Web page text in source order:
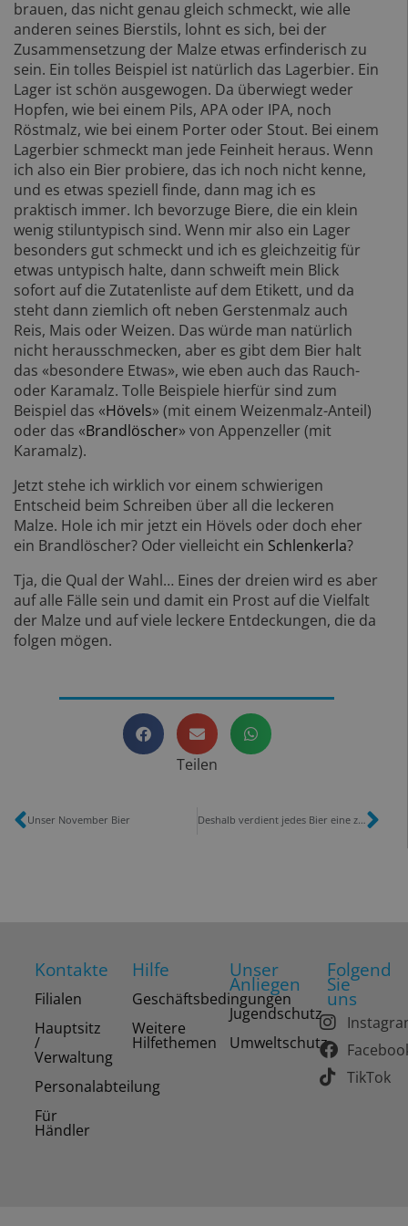
brauen, das nicht genau gleich schmeckt, wie alle
anderen seines Bierstils, lohnt es sich, bei der
Zusammensetzung der Malze etwas erfinderisch zu
sein. Ein tolles Beispiel ist natürlich das Lagerbier. Ein
Lager ist schön ausgewogen. Da überwiegt weder
Hopfen, wie bei einem Pils, APA oder IPA, noch
Röstmalz, wie bei einem Porter oder Stout. Bei einem
Lagerbier schmeckt man jede Feinheit heraus. Wenn
ich also ein Bier probiere, das ich noch nicht kenne,
und es etwas speziell finde, dann mag ich es
praktisch immer. Ich bevorzuge Biere, die ein klein
wenig stiluntypisch sind. Wenn mir also ein Lager
besonders gut schmeckt und ich es gleichzeitig für
etwas untypisch halte, dann schweift mein Blick
sofort auf die Zutatenliste auf dem Etikett, und da
steht dann ziemlich oft neben Gerstenmalz auch
Reis, Mais oder Weizen. Das würde man natürlich
nicht herausschmecken, aber es gibt dem Bier halt
das «besondere Etwas», wie eben auch das Rauch-
oder Karamalz. Tolle Beispiele hierfür sind zum
Beispiel das «Hövels» (mit einem Weizenmalz-Anteil)
oder das «Brandlöscher» von Appenzeller (mit
Karamalz).
Jetzt stehe ich wirklich vor einem schwierigen
Entscheid beim Schreiben über all die leckeren
Malze. Hole ich mir jetzt ein Hövels oder doch eher
ein Brandlöscher? Oder vielleicht ein Schlenkerla?
Tja, die Qual der Wahl… Eines der dreien wird es aber
auf alle Fälle sein und damit ein Prost auf die Vielfalt
der Malze und auf viele leckere Entdeckungen, die da
folgen mögen.
Teilen
Unser November Bier Deshalb verdient jedes Bier eine zweite Chance
Kontakte
Filialen
Hauptsitz
/
Verwaltung
Personalabteilung
Für
Händler
Hilfe
Geschäftsbedingungen
Weitere
Hilfethemen
Unser
Anliegen
Jugendschutz
Umweltschutz
Folgend
Sie
uns
TikTok